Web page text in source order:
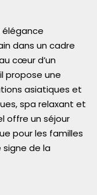
élégance
dans un cadre
cœur d’un
propose une
asiatiques et
spa relaxant et
offre un séjour
pour les familles
signe de la